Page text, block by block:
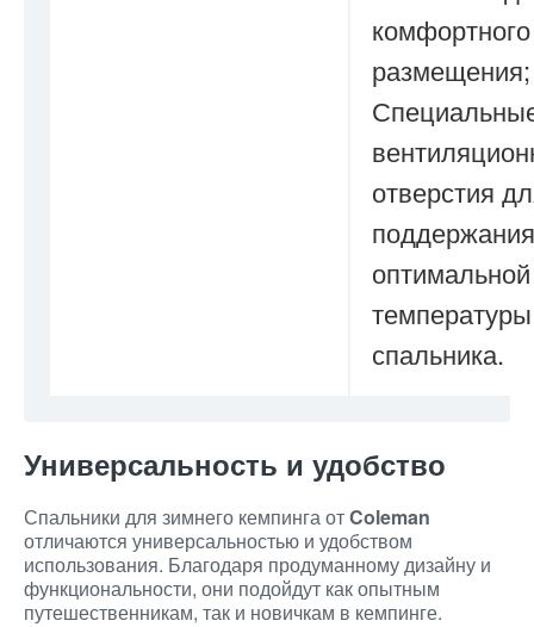
комфортного
размещения;
отверстия
поддержания
оптимальной
спальника.
Универсальность и удобство
Спальники для зимнего кемпинга отColeman
отличаются универсальностью и удобством
использования. Благодаря продуманному дизайну и
функциональности, они подойдут как опытным
путешественникам, так и новичкам в кемпинге.